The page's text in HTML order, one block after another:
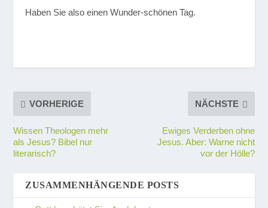
Haben Sie also einen Wunder-schönen Tag.
VORHERIGE
Wissen Theologen mehr
als Jesus? Bibel nur
literarisch?
NÄCHSTE
Ewiges Verderben ohne
Jesus. Aber: Warne nicht
vor der Hölle?
ZUSAMMENHÄNGENDE POSTS